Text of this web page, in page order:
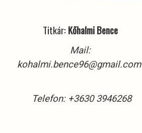
Titkár: Kőhalmi Bence
Mail:
kohalmi.bence96@gmail.com
Telefon: +3630 3946268